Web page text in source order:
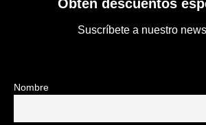
Obtén descuentos
Suscríbete a nuestro
Nombre